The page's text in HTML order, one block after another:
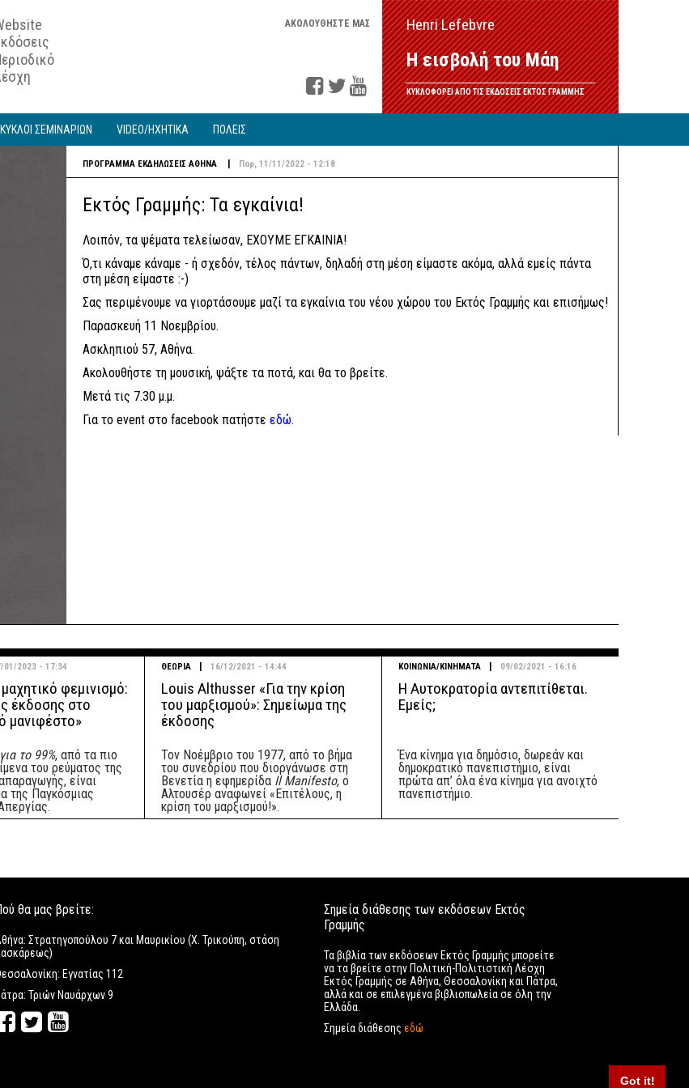
Got it!
ΑΚΟΛΟΥΘΗΣΤΕ ΜΑΣ Henri Lefebvre
Η εισβολή του Μάη
ΚΥΚΛΟΦΟΡΕΙ ΑΠΟ ΤΙΣ ΕΚΔΟΣΕΙΣ ΕΚΤΟΣ ΓΡΑΜΜΗΣ
ΚΥΚΛΟΙ ΣΕΜΙΝΑΡΙΩΝ VIDEO/ΗΧΗΤΙΚΑ ΠΟΛΕΙΣ
ΠΡΟΓΡΑΜΜΑ ΕΚΔΗΛΩΣΕΙΣ ΑΘΗΝΑ Παρ, 11/11/2022 - 12:18
Εκτός Γραμμής: Τα εγκαίνια!
Λοιπόν, τα ψέματα τελείωσαν, ΕΧΟΥΜΕ ΕΓΚΑΙΝΙΑ!
Ό,τι κάναμε κάναμε - ή σχεδόν, τέλος πάντων, δηλαδή στη μέση είμαστε ακόμα, αλλά εμείς πάντα
στη μέση είμαστε :-)
Σας περιμένουμε να γιορτάσουμε μαζί τα εγκαίνια του νέου χώρου του Εκτός Γραμμής και επισήμως!
Παρασκευή 11 Νοεμβρίου.
Ασκληπιού 57, Αθήνα.
Ακολουθήστε τη μουσική, ψάξτε τα ποτά, και θα το βρείτε.
Μετά τις 7.30 μ.μ.
Για το event στο facebook πατήστε εδώ.
01/2023 - 17:34
φεμινισμό:
έκδοσης στο
μανιφέστο»
το 99%, από τα πιο
του ρεύματος της
είναι
της Παγκόσμιας
ΘΕΩΡΙΑ | 16/12/2021 - 14:44
Louis Althusser «Για την κρίση
του μαρξισμού»: Σημείωμα της
έκδοσης
Τον Νοέμβριο του 1977, από το βήμα
του συνεδρίου που διοργάνωσε στη
Βενετία η εφημερίδα Il Manifesto, ο
Αλτουσέρ αναφωνεί «Επιτέλους, η
κρίση του μαρξισμού!».
ΚΟΙΝΩΝΙΑ/ΚΙΝΗΜΑΤΑ | 09/02/2021 - 16:16
Η Αυτοκρατορία αντεπιτίθεται.
Εμείς;
Ένα κίνημα για δημόσιο, δωρεάν και
δημοκρατικό πανεπιστήμιο, είναι
πρώτα απ’ όλα ένα κίνημα για ανοιχτό
πανεπιστήμιο.
θα μας βρείτε:
Στρατηγοπούλου 7 και Μαυρικίου (Χ. Τρικούπη, στάση
Εγνατίας 112
Τριών Ναυάρχων 9
Σημεία διάθεσης των εκδόσεων Εκτός
Γραμμής
Τα βιβλία των εκδόσεων Εκτός Γραμμής μπορείτε
να τα βρείτε στην Πολιτική-Πολιτιστική Λέσχη
Εκτός Γραμμής σε Αθήνα, Θεσσαλονίκη και Πάτρα,
αλλά και σε επιλεγμένα βιβλιοπωλεία σε όλη την
Ελλάδα.
Σημεία διάθεσης εδώ